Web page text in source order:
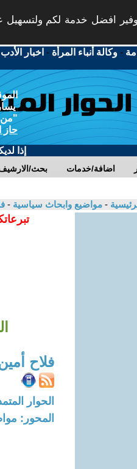
افضل خدمة لكم ولتسهيل
-وكالة أنباء المرأة - اخبار
"من
حاز
إذا
بحث/ اضافة/خدمات
- مواضيع وابحاث سياسية -
فلاح
الحوار المتمدن-العدد:
المحور: